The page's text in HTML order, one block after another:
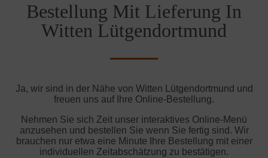
Bestellung Mit Lieferung In
Witten Lütgendortmund
Ja, wir sind in der Nähe von Witten Lütgendortmund und
freuen uns auf Ihre Online-Bestellung.
Nehmen Sie sich Zeit unser interaktives Online-Menü
anzusehen und bestellen Sie wenn Sie fertig sind. Wir
brauchen nur etwa eine Minute Ihre Bestellung mit einer
individuellen Zeitabschätzung zu bestätigen.